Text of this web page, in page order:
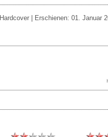
Hardcover | Erschienen: 01. Januar